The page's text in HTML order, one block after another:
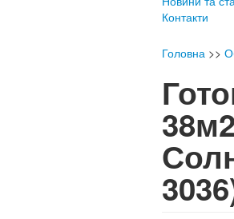
Контакти
Головна >>